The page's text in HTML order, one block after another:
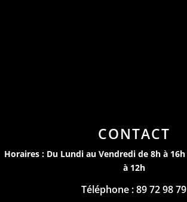
CONTACT
Horaires : Du Lundi au Vendredi de 8h à
à 12h
Téléphone : 89 72 98 79